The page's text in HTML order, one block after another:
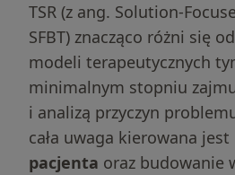
TSR (z ang. Solution-
SFBT) znacząco różni się
modeli terapeutycznych
minimalnym stopniu
i analizą przyczyn
cała uwaga kierowana jest
pacjenta oraz budowanie